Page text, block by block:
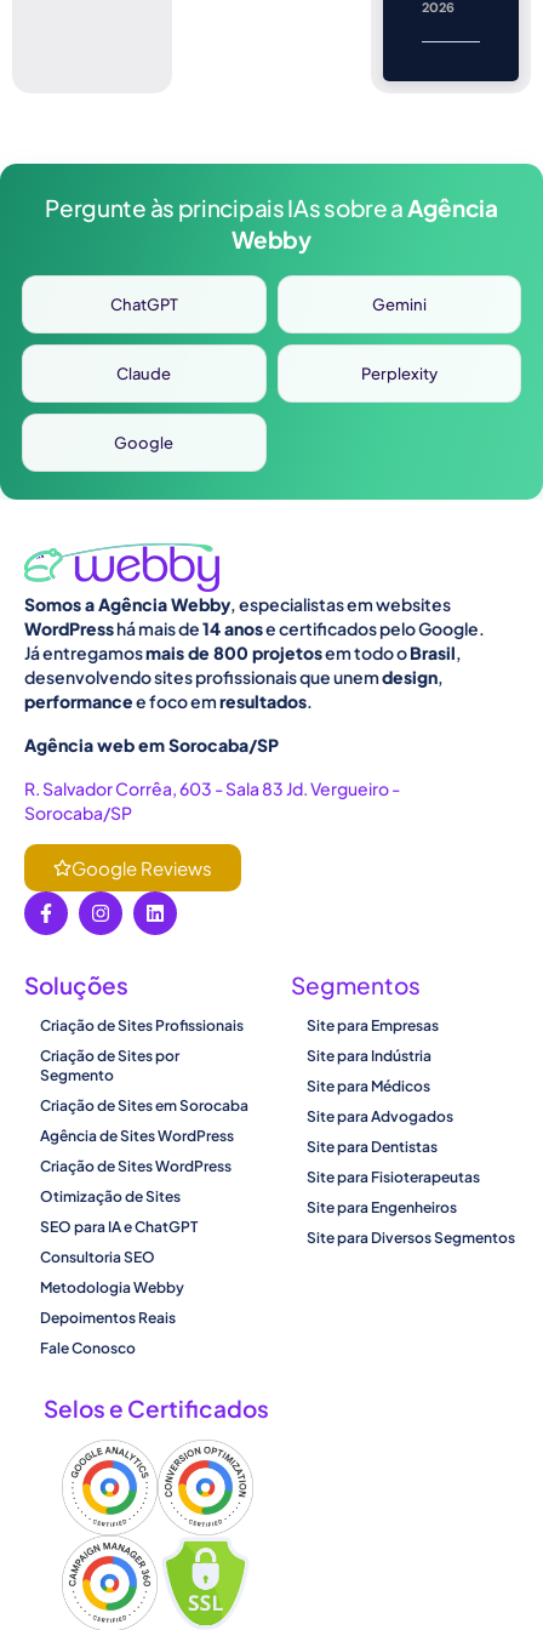
2026
Pergunte às principais IAs sobre aAgência
Webby
ChatGPT Gemini
Claude Perplexity
Google
Somos a Agência Webby, especialistas em websites
WordPresshá mais de14 anose certificados pelo Google.
Já entregamosmais de 800 projetosem todo oBrasil,
desenvolvendo sites profissionais que unemdesign,
performancee foco emresultados.
Agência web em Sorocaba/SP
R. Salvador Corrêa, 603 - Sala 83 Jd. Vergueiro -
Sorocaba/SP
Google Reviews
Soluções
Criação de Sites Profissionais
Criação de Sites por
Segmento
Criação de Sites em Sorocaba
Agência de Sites WordPress
Criação de Sites WordPress
Otimização de Sites
SEO para IA e ChatGPT
Consultoria SEO
Metodologia Webby
Depoimentos Reais
Fale Conosco
Segmentos
Site para Empresas
Site para Indústria
Site para Médicos
Site para Advogados
Site para Dentistas
Site para Fisioterapeutas
Site para Engenheiros
Site para Diversos Segmentos
Selos e Certificados